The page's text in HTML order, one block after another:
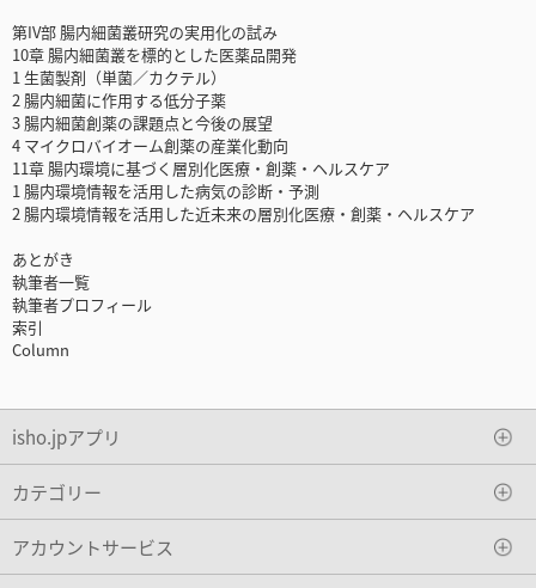
第IV部 腸内細菌叢研究の実用化の試み
10章 腸内細菌叢を標的とした医薬品開発
1 生菌製剤（単菌／カクテル）
2 腸内細菌に作用する低分子薬
3 腸内細菌創薬の課題点と今後の展望
4 マイクロバイオーム創薬の産業化動向
11章 腸内環境に基づく層別化医療・創薬・ヘルスケア
1 腸内環境情報を活用した病気の診断・予測
2 腸内環境情報を活用した近未来の層別化医療・創薬・ヘルスケア
あとがき
執筆者一覧
執筆者プロフィール
索引
Column
isho.jpアプリ
カテゴリー
アカウントサービス